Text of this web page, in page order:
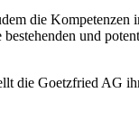
die Kompetenzen
und
die Goetzfried AG